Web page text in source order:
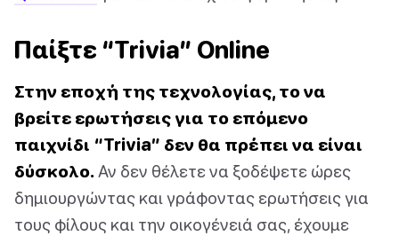
Παίξτε “Trivia” Online
Στην εποχή της τεχνολογίας, το να
βρείτε ερωτήσεις για το επόμενο
παιχνίδι “Trivia” δεν θα πρέπει να είναι
δύσκολο. Αν δεν θέλετε να ξοδέψετε ώρες
δημιουργώντας και γράφοντας ερωτήσεις για
τους φίλους και την οικογένειά σας, έχουμε